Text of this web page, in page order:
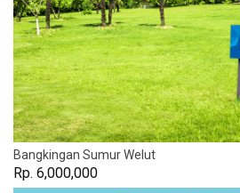
Bangkingan Sumur Welut
Rp. 6,000,000